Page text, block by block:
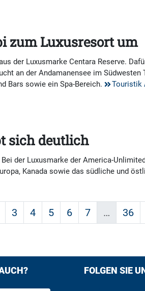
zum Luxusresort um
der Luxusmarke Centara Reserve.
an der Andamanensee im
Bars sowie ein Spa-Bereich.
Touristik
sich deutlich
der Luxusmarke der America-
Kanada sowie das südliche und
3 4 5 6 7 … 36
FOLGEN SIE